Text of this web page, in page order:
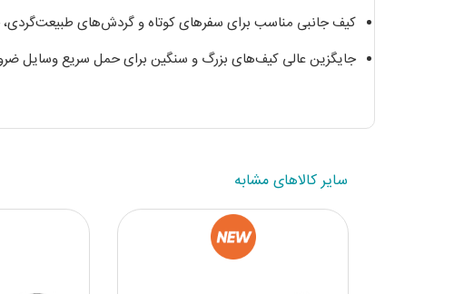
کیف جانبی مناسب برای سفرهای کوتاه و گردش‌های
جایگزین عالی کیف‌های بزرگ و سنگین برای حمل سریع وسایل
سایر کالاهای مشابه